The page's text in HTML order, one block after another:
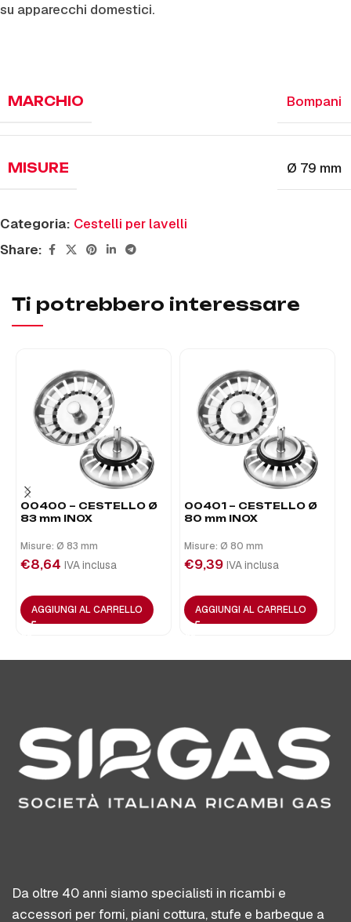
su apparecchi domestici.
MARCHIO Bompani
MISURE Ø 79 mm
Categoria: Cestelli per lavelli
Share:
Ti potrebbero interessare
00400 – CESTELLO Ø
83 mm INOX
Misure: Ø 83 mm
€8,64 IVA inclusa
AGGIUNGI AL CARRELLO
00401 – CESTELLO Ø
80 mm INOX
Misure: Ø 80 mm
€9,39 IVA inclusa
AGGIUNGI AL CARRELLO
Da oltre 40 anni siamo specialisti in ricambi e
accessori per forni, piani cottura, stufe e barbeque a